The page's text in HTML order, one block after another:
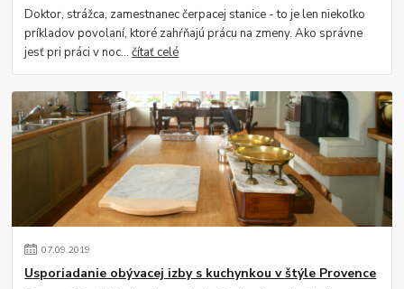
Doktor, strážca, zamestnanec čerpacej stanice - to je len niekoľko
príkladov povolaní, ktoré zahŕňajú prácu na zmeny. Ako správne
jesť pri práci v noc...čítať celé
07.09.2019
Usporiadanie obývacej izby s kuchynkou v štýle Provence